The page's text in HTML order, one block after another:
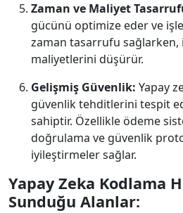
Zaman ve Maliyet
gücünü optimize eder ve
zaman tasarrufu sağlarken,
maliyetlerini düşürür.
Gelişmiş Güvenlik: Yapay
güvenlik tehditlerini tespit
sahiptir. Özellikle ödeme
doğrulama ve güvenlik
iyileştirmeler sağlar.
Yapay Zeka Kodlama
Sunduğu Alanlar: